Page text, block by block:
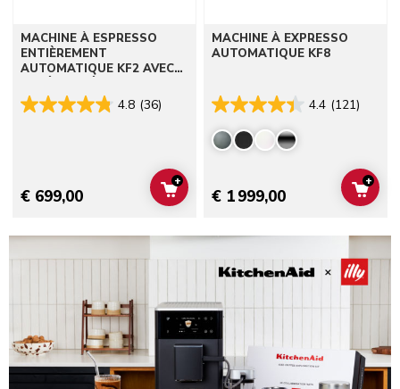
MACHINE À ESPRESSO
ENTIÈREMENT
AUTOMATIQUE KF2 AVEC
4.8 (36)
€ 699,00 ADD TO CART
+
MACHINE À EXPRESSO
AUTOMATIQUE KF8
4.4 (121)
€ 1 999,00 ADD
+